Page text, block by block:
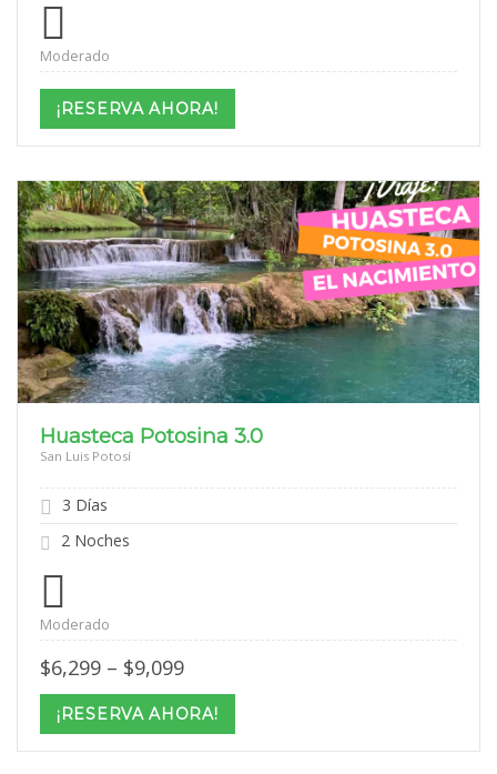
Moderado
¡RESERVA AHORA!
Huasteca Potosina 3.0
San Luis Potosí
3 Días
2 Noches
Moderado
$6,299 – $9,099Price
$6,299
through
$9,099
¡RESERVA AHORA!